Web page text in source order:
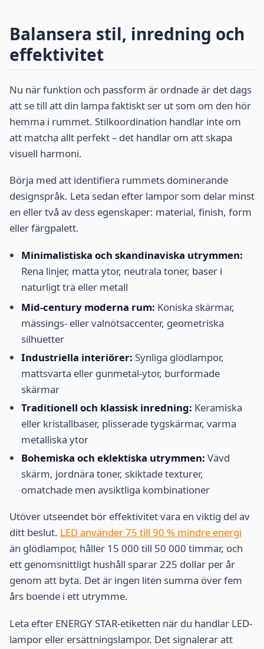
Balansera stil, inredning och
effektivitet
Nu när funktion och passform är ordnade är det dags
att se till att din lampa faktiskt ser ut som om den hör
hemma i rummet. Stilkoordination handlar inte om
att matcha allt perfekt – det handlar om att skapa
visuell harmoni.
Börja med att identifiera rummets dominerande
designspråk. Leta sedan efter lampor som delar minst
en eller två av dess egenskaper: material, finish, form
eller färgpalett.
Minimalistiska och skandinaviska utrymmen:
Rena linjer, matta ytor, neutrala toner, baser i
naturligt trä eller metall
Mid-century moderna rum: Koniska skärmar,
mässings- eller valnötsaccenter, geometriska
silhuetter
Industriella interiörer: Synliga glödlampor,
mattsvarta eller gunmetal-ytor, burformade
skärmar
Traditionell och klassisk inredning: Keramiska
eller kristallbaser, plisserade tygskärmar, varma
metalliska ytor
Bohemiska och eklektiska utrymmen: Vävd
skärm, jordnära toner, skiktade texturer,
omatchade men avsiktliga kombinationer
Utöver utseendet bör effektivitet vara en viktig del av
ditt beslut. LED använder 75 till 90 % mindre energi
än glödlampor, håller 15 000 till 50 000 timmar, och
ett genomsnittligt hushåll sparar 225 dollar per år
genom att byta. Det är ingen liten summa över fem
års boende i ett utrymme.
Leta efter ENERGY STAR-etiketten när du handlar LED-
lampor eller ersättningslampor. Det signalerar att